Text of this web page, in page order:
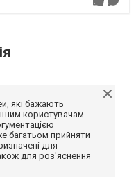
які бажають
користувачам
багатьом прийняти
для
для роз'яснення